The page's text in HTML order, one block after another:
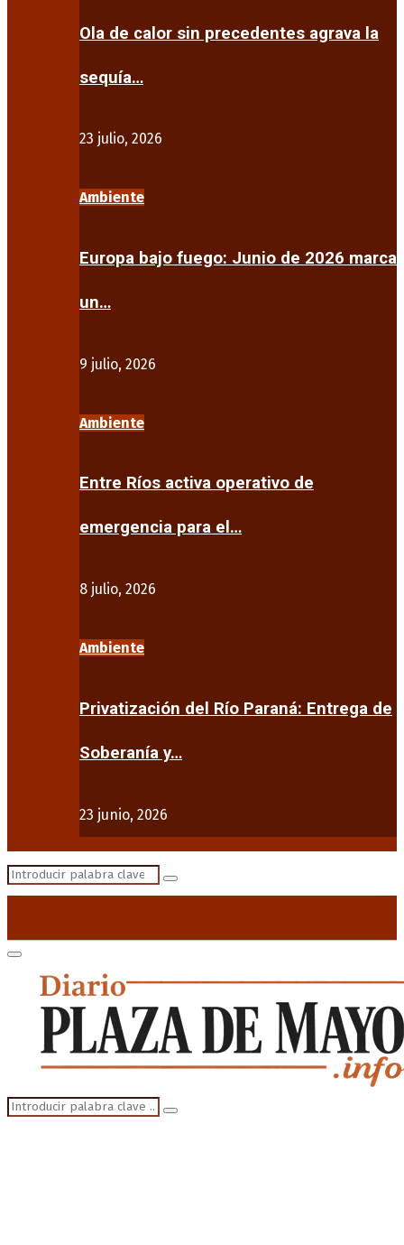
Ola de calor sin precedentes agrava la
sequía…
23 julio, 2026
Ambiente
Europa bajo fuego: Junio de 2026 marca
un…
9 julio, 2026
Ambiente
Entre Ríos activa operativo de
emergencia para el…
8 julio, 2026
Ambiente
Privatización del Río Paraná: Entrega de
Soberanía y…
23 junio, 2026
Search
Search
Primary
Menu
Search
for:
Search